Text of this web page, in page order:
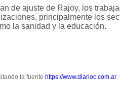
de ajuste de Rajoy, los
principalmente los
la sanidad y la educación.
la fuente https://www.diarioc.com.ar